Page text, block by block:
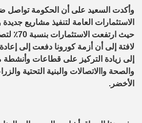
وأكدت السعيد على أن الحكومة تواصل
الاستثمارات العامة لتنفيذ مشاريع
لافتة إلى أن أزمة كورونا دفعت إلى إعادة
إلى زيادة التركيز على قطاعات وأنشطة
والصحة واالاتصالات والبنية التحتية
الأخضر.